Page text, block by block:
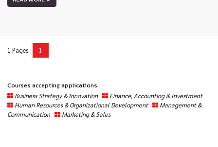
1 Pages 1
Courses accepting applications
Business Strategy & Innovation
Finance, Accounting & Investment
Human Resources & Organizational Development
Management &
Communication
Marketing & Sales